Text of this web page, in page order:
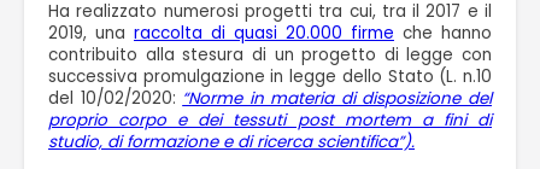
Ha realizzato numerosi progetti tra cui, tra il 2017 e il
2019, una raccolta di quasi 20.000 firme che hanno
contribuito alla stesura di un progetto di legge con
successiva promulgazione in legge dello Stato (L. n.10
del 10/02/2020: “Norme in materia di disposizione del
proprio corpo e dei tessuti post mortem a fini di
studio, di formazione e di ricerca scientifica”).